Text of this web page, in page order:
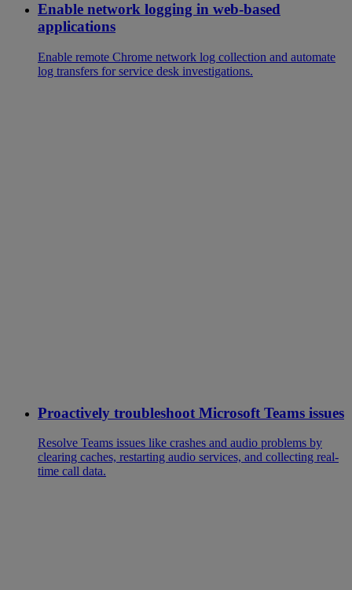
Enable network logging in web-based
applications
Enable remote Chrome network log collection and automate
log transfers for service desk investigations.
Proactively troubleshoot Microsoft Teams issues
Resolve Teams issues like crashes and audio problems by
clearing caches, restarting audio services, and collecting real-
time call data.